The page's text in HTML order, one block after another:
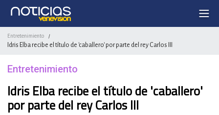
Entretenimiento /
Idris Elba recibe el título de 'caballero' por parte del rey Carlos III
Entretenimiento
Idris Elba recibe el título de 'caballero'
por parte del rey Carlos III